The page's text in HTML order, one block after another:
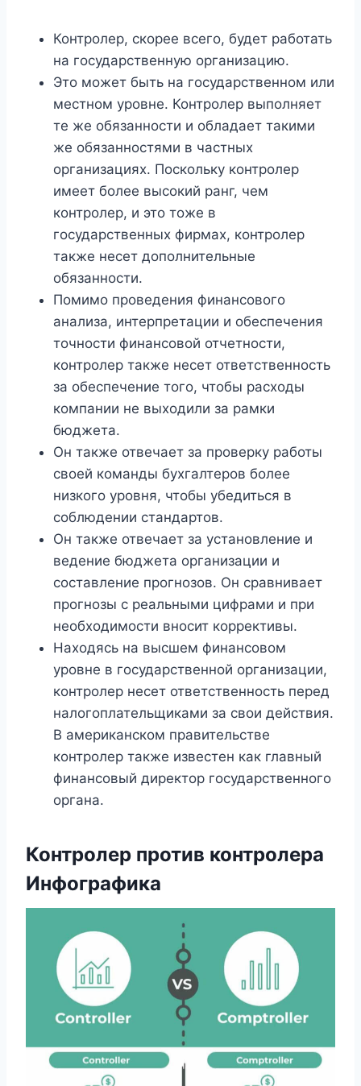
Контролер, скорее всего, будет работать
на государственную организацию.
Это может быть на государственном или
местном уровне. Контролер выполняет
те же обязанности и обладает такими
же обязанностями в частных
организациях. Поскольку контролер
имеет более высокий ранг, чем
контролер, и это тоже в
государственных фирмах, контролер
также несет дополнительные
обязанности.
Помимо проведения финансового
анализа, интерпретации и обеспечения
точности финансовой отчетности,
контролер также несет ответственность
за обеспечение того, чтобы расходы
компании не выходили за рамки
бюджета.
Он также отвечает за проверку работы
своей команды бухгалтеров более
низкого уровня, чтобы убедиться в
соблюдении стандартов.
Он также отвечает за установление и
ведение бюджета организации и
составление прогнозов. Он сравнивает
прогнозы с реальными цифрами и при
необходимости вносит коррективы.
Находясь на высшем финансовом
уровне в государственной организации,
контролер несет ответственность перед
налогоплательщиками за свои действия.
В американском правительстве
контролер также известен как главный
финансовый директор государственного
органа.
Контролер против контролера
Инфографика